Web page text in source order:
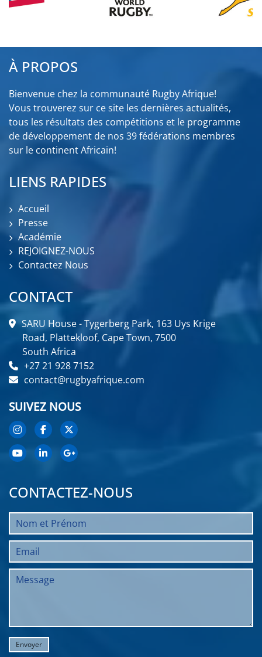
À PROPOS
Bienvenue chez la communauté Rugby Afrique!
Vous trouverez sur ce site les dernières actualités,
tous les résultats des compétitions et le programme
de développement de nos 39 fédérations membres
sur le continent Africain!
LIENS RAPIDES
Accueil
Presse
Académie
REJOIGNEZ-NOUS
Contactez Nous
CONTACT
SARU House - Tygerberg Park, 163 Uys Krige
Road, Plattekloof, Cape Town, 7500
South Africa
+27 21 928 7152
contact@rugbyafrique.com
SUIVEZ NOUS
CONTACTEZ-NOUS